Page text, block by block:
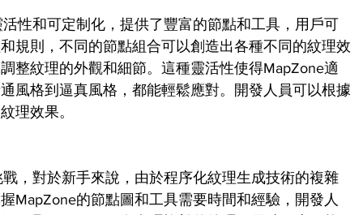
性和可定制化，提供了豐富的節點和工具，用戶可
規則，不同的節點組合可以創造出各種不同的紋理效
整紋理的外觀和細節。這種靈活性使得MapZone適
風格到逼真風格，都能輕鬆應對。開發人員可以根據
理效果。
，對於新手來說，由於程序化紋理生成技術的複雜
MapZone的節點圖和工具需要時間和經驗，開發人